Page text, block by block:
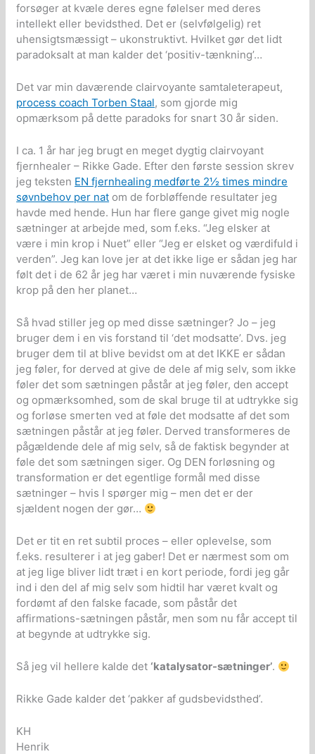
forsøger at kvæle deres egne følelser med deres
intellekt eller bevidsthed. Det er (selvfølgelig) ret
uhensigtsmæssigt – ukonstruktivt. Hvilket gør det lidt
paradoksalt at man kalder det ‘positiv-tænkning’…
Det var min daværende clairvoyante samtaleterapeut,
process coach Torben Staal, som gjorde mig
opmærksom på dette paradoks for snart 30 år siden.
I ca. 1 år har jeg brugt en meget dygtig clairvoyant
fjernhealer – Rikke Gade. Efter den første session skrev
jeg teksten EN fjernhealing medførte 2½ times mindre
søvnbehov per nat om de forbløffende resultater jeg
havde med hende. Hun har flere gange givet mig nogle
sætninger at arbejde med, som f.eks. “Jeg elsker at
være i min krop i Nuet” eller “Jeg er elsket og værdifuld i
verden”. Jeg kan love jer at det ikke lige er sådan jeg har
følt det i de 62 år jeg har været i min nuværende fysiske
krop på den her planet…
Så hvad stiller jeg op med disse sætninger? Jo – jeg
bruger dem i en vis forstand til ‘det modsatte’. Dvs. jeg
bruger dem til at blive bevidst om at det IKKE er sådan
jeg føler, for derved at give de dele af mig selv, som ikke
føler det som sætningen påstår at jeg føler, den accept
og opmærksomhed, som de skal bruge til at udtrykke sig
og forløse smerten ved at føle det modsatte af det som
sætningen påstår at jeg føler. Derved transformeres de
pågældende dele af mig selv, så de faktisk begynder at
føle det som sætningen siger. Og DEN forløsning og
transformation er det egentlige formål med disse
sætninger – hvis I spørger mig – men det er der
sjældent nogen der gør…
Det er tit en ret subtil proces – eller oplevelse, som
f.eks. resulterer i at jeg gaber! Det er nærmest som om
at jeg lige bliver lidt træt i en kort periode, fordi jeg går
ind i den del af mig selv som hidtil har været kvalt og
fordømt af den falske facade, som påstår det
affirmations-sætningen påstår, men som nu får accept til
at begynde at udtrykke sig.
Så jeg vil hellere kalde det ‘katalysator-sætninger’.
Rikke Gade kalder det ‘pakker af gudsbevidsthed’.
KH
Henrik